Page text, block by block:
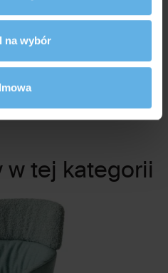
na wybór
w tej kategorii